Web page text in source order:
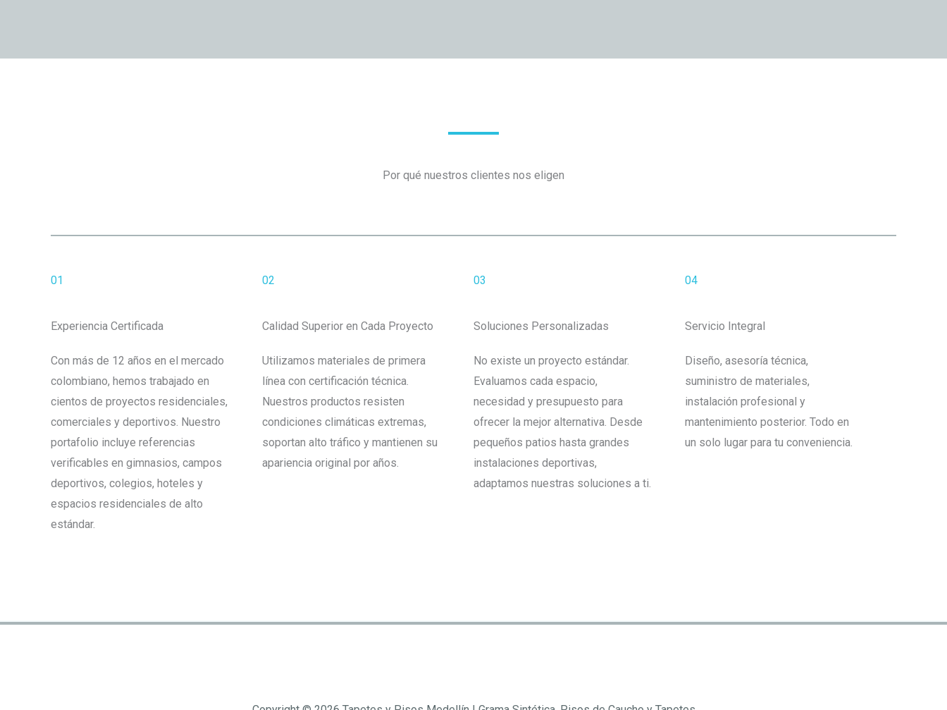
Por qué nuestros clientes nos eligen
01
Experiencia Certificada
Con más de 12 años en el mercado
colombiano, hemos trabajado en
cientos de proyectos residenciales,
comerciales y deportivos. Nuestro
portafolio incluye referencias
verificables en gimnasios, campos
deportivos, colegios, hoteles y
espacios residenciales de alto
estándar.
02
Calidad Superior en Cada Proyecto
Utilizamos materiales de primera
línea con certificación técnica.
Nuestros productos resisten
condiciones climáticas extremas,
soportan alto tráfico y mantienen su
apariencia original por años.
03
Soluciones Personalizadas
No existe un proyecto estándar.
Evaluamos cada espacio,
necesidad y presupuesto para
ofrecer la mejor alternativa. Desde
pequeños patios hasta grandes
instalaciones deportivas,
adaptamos nuestras soluciones a ti.
04
Servicio Integral
Diseño, asesoría técnica,
suministro de materiales,
instalación profesional y
mantenimiento posterior. Todo en
un solo lugar para tu conveniencia.